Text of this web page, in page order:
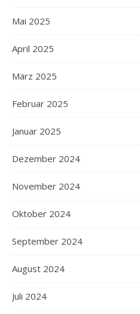
Mai 2025
April 2025
März 2025
Februar 2025
Januar 2025
Dezember 2024
November 2024
Oktober 2024
September 2024
August 2024
Juli 2024